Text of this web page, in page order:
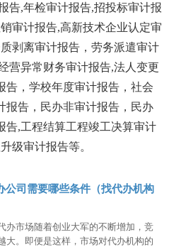
,年检审计报告,招投标审计报
审计报告,高新技术企业认定审
剥离审计报告，劳务派遣审计
营异常财务审计报告,法人变更
告，学校年度审计报告，社会
报告，民办非审计报告，民办
告,工程结算工程竣工决算审计
级审计报告等。
公司需要哪些条件（找代办机构
办市场随着创业大军的不断增加，竞
大。即便是这样，市场对代办机构的